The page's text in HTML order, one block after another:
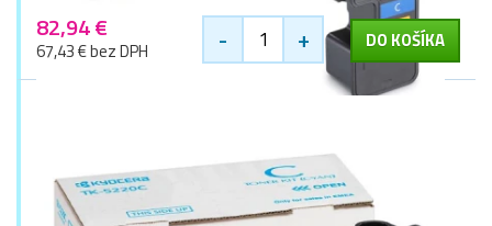
82,94 €
67,43 € bez DPH - + DO KOŠÍKA